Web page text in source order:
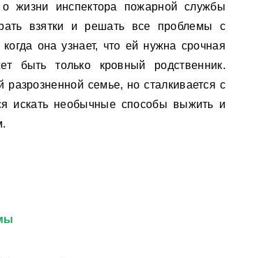
взятки и решать все проблемы с
она узнает, что ей нужна срочная
быть только кровный родственник.
семье, но сталкивается с
искать необычные способы выжить и